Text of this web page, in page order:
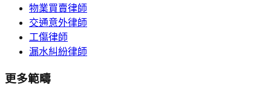
物業買賣律師
交通意外律師
工傷律師
漏水糾紛律師
更多範疇